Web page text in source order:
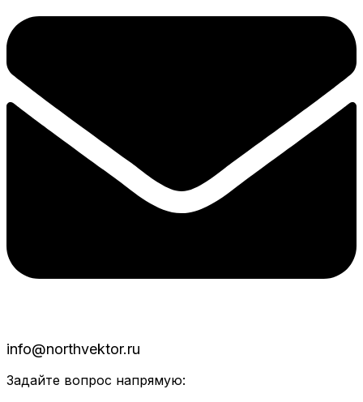
info@northvektor.ru
Задайте вопрос напрямую: